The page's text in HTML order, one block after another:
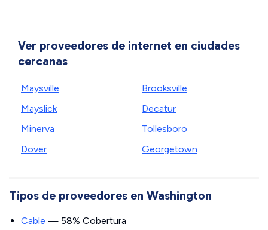
Ver proveedores de internet en ciudades
cercanas
Maysville
Mayslick
Minerva
Dover
Brooksville
Decatur
Tollesboro
Georgetown
Tipos de proveedores en Washington
Cable — 58% Cobertura